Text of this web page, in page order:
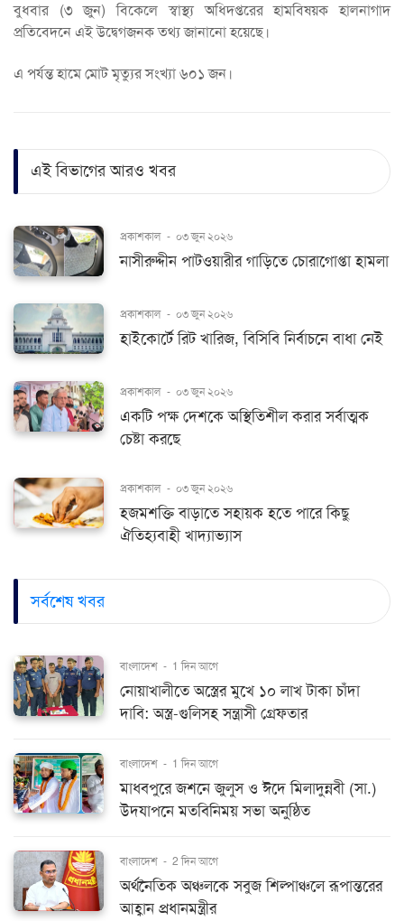
বুধবার (৩ জুন) বিকেলে স্বাস্থ্য অধিদপ্তরের হামবিষয়ক হালনাগাদ
প্রতিবেদনে এই উদ্বেগজনক তথ্য জানানো হয়েছে।
এ পর্যন্ত হামে মোট মৃত্যুর সংখ্যা ৬০১ জন।
এই বিভাগের আরও খবর
প্রকাশকাল - ০৩ জুন ২০২৬
নাসীরুদ্দীন পাটওয়ারীর গাড়িতে চোরাগোপ্তা হামলা
প্রকাশকাল - ০৩ জুন ২০২৬
হাইকোর্টে রিট খারিজ, বিসিবি নির্বাচনে বাধা নেই
প্রকাশকাল - ০৩ জুন ২০২৬
একটি পক্ষ দেশকে অস্থিতিশীল করার সর্বাত্মক
চেষ্টা করছে
প্রকাশকাল - ০৩ জুন ২০২৬
হজমশক্তি বাড়াতে সহায়ক হতে পারে কিছু
ঐতিহ্যবাহী খাদ্যাভ্যাস
সর্বশেষ খবর
বাংলাদেশ - 1 দিন আগে
নোয়াখালীতে অস্ত্রের মুখে ১০ লাখ টাকা চাঁদা
দাবি: অস্ত্র-গুলিসহ সন্ত্রাসী গ্রেফতার
বাংলাদেশ - 1 দিন আগে
মাধবপুরে জশনে জুলুস ও ঈদে মিলাদুন্নবী (সা.)
উদযাপনে মতবিনিময় সভা অনুষ্ঠিত
বাংলাদেশ - 2 দিন আগে
অর্থনৈতিক অঞ্চলকে সবুজ শিল্পাঞ্চলে রূপান্তরের
আহ্বান প্রধানমন্ত্রীর